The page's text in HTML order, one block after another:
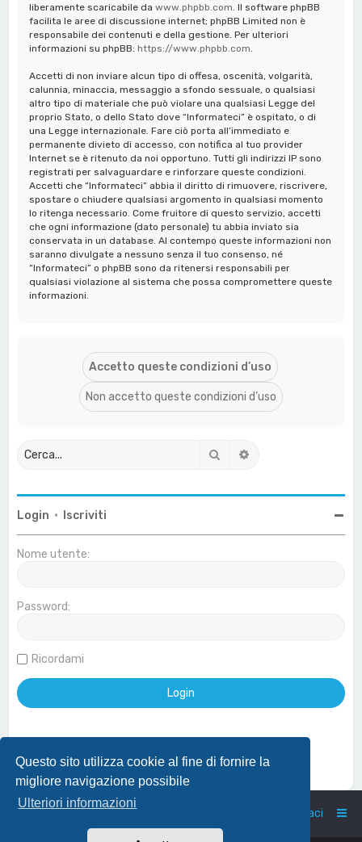
Questo sito utilizza cookie al fine di fornire la
migliore navigazione possibile
Ulteriori informazioni
liberamente scaricabile dawww.phpbb.com . Il software phpBB
facilita le aree di discussione internet; phpBB Limited non è
responsabile dei contenuti e della gestione. Per ulteriori
informazioni su phpBB: https://www.phpbb.com
Accetti di non inviare alcun tipo di offesa, oscenità, volgarità,
calunnia, minaccia, messaggio a sfondo sessuale, o qualsiasi
altro tipo di materiale che può violare una qualsiasi Legge del
proprio Stato, o dello Stato dove “Informateci” è ospitato, o di
una Legge internazionale. Fare ciò porta all’immediato e
permanente divieto di accesso, con notifica al tuo provider
Internet se è ritenuto da noi opportuno. Tutti gli indirizzi IP sono
registrati per salvaguardare e rinforzare queste condizioni.
Accetti che “Informateci” abbia il diritto di rimuovere, riscrivere,
spostare o chiudere qualsiasi argomento in qualsiasi momento
lo ritenga necessario. Come fruitore di questo servizio, accetti
che ogni informazione (dato personale) tu abbia inviato sia
conservata in un database. Al contempo queste informazioni non
saranno divulgate a nessuno senza il tuo consenso, né
“Informateci” o phpBB sono da ritenersi responsabili per
qualsiasi violazione al sistema che possa compromettere queste
informazioni.
Cerca
Login • Iscriviti
Nome utente:
Password:
Ricordami
Effettua login con account Google
Home Indice Contattaci